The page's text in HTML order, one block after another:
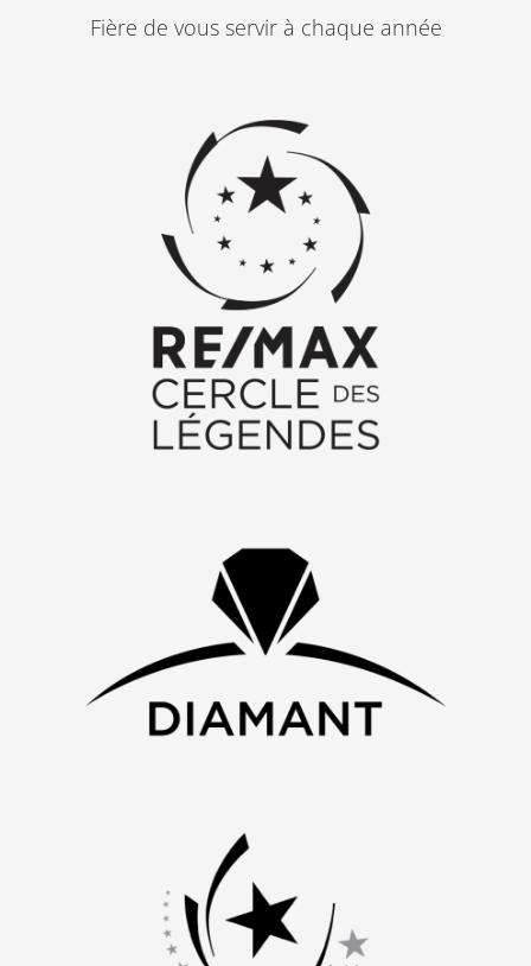
Fière de vous servir à chaque année